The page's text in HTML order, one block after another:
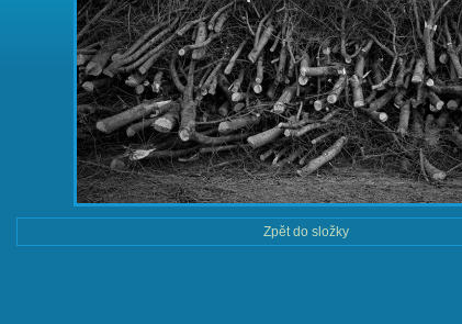
Zpět do složky